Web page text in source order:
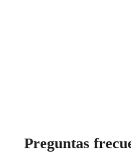
Preguntas